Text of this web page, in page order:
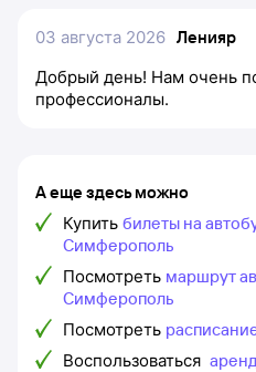
03 августа 2026 Ленияр
Добрый день! Нам очень
профессионалы.
А еще здесь можно
Купить билеты на
Симферополь
Посмотреть маршрут
Симферополь
Посмотреть
Воспользоваться